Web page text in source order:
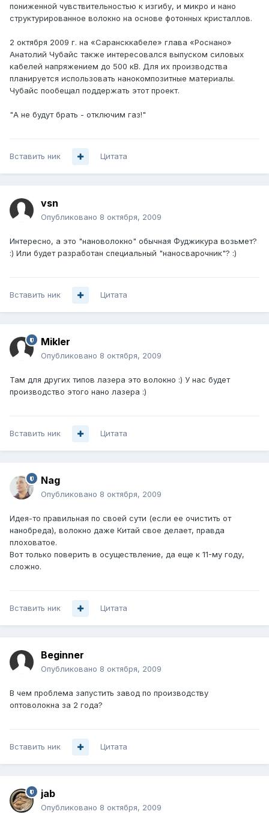
пониженной чувствительностью к изгибу, и микро и нано
структурированное волокно на основе фотонных кристаллов.
2 октября 2009 г. на «Сарансккабеле» глава «Роснано»
Анатолий Чубайс также интересовался выпуском силовых
кабелей напряжением до 500 кВ. Для их производства
планируется использовать нанокомпозитные материалы.
Чубайс пообещал поддержать этот проект.
"А не будут брать - отключим газ!"
Вставить ник Цитата
vsn
Опубликовано 8 октября, 2009
Интересно, а это "нановолокно" обычная Фуджикура возьмет?
:) Или будет разработан специальный "наносварочник"? :)
Вставить ник Цитата
Mikler
Опубликовано 8 октября, 2009
Там для других типов лазера это волокно :) У нас будет
производство этого нано лазера :)
Вставить ник Цитата
Nag
Опубликовано 8 октября, 2009
Идея-то правильная по своей сути (если ее очистить от
нанобреда), волокно даже Китай свое делает, правда
плоховатое.
Вот только поверить в осуществление, да еще к 11-му году,
сложно.
Вставить ник Цитата
Beginner
Опубликовано 8 октября, 2009
В чем проблема запустить завод по производству
оптоволокна за 2 года?
Вставить ник Цитата
jab
Опубликовано 8 октября, 2009